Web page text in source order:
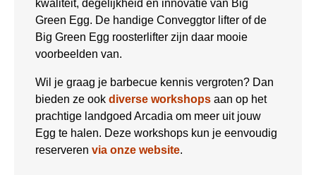
kwaliteit, degelijkheid en innovatie van Big
Green Egg. De handige Conveggtor lifter of de
Big Green Egg roosterlifter zijn daar mooie
voorbeelden van.
Wil je graag je barbecue kennis vergroten? Dan
bieden ze ook diverse workshops aan op het
prachtige landgoed Arcadia om meer uit jouw
Egg te halen. Deze workshops kun je eenvoudig
reserveren via onze website.